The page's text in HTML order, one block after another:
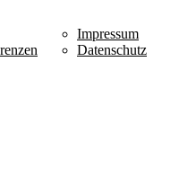
Impressum
Datenschutz